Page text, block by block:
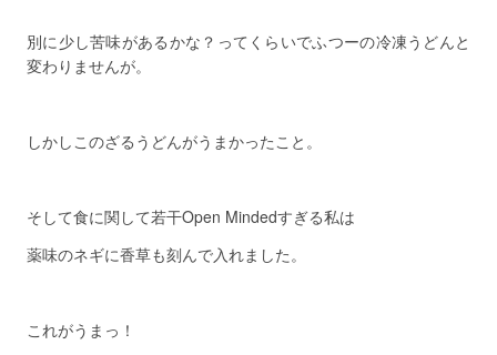
別に少し苦味があるかな？ってくらいでふつーの冷凍うどんと
変わりませんが。
しかしこのざるうどんがうまかったこと。
そして食に関して若干Open Mindedすぎる私は
薬味のネギに香草も刻んで入れました。
これがうまっ！